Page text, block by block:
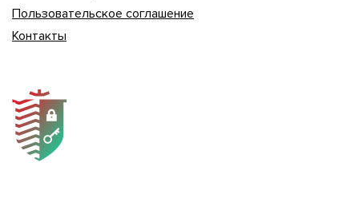
Пользовательское соглашение
Контакты